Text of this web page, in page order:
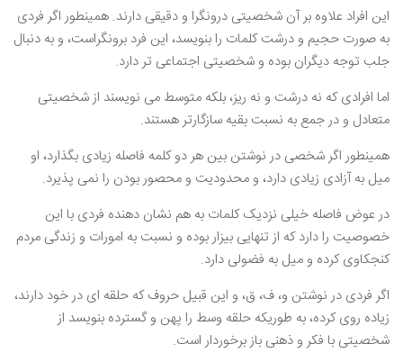
این افراد علاوه بر آن شخصیتی درونگرا و دقیقی دارند. همینطور اگر فردی
به صورت حجیم و درشت کلمات را بنویسد، این فرد برونگراست، و به دنبال
جلب توجه دیگران بوده و شخصیتی اجتماعی تر دارد.
اما افرادی که نه درشت و نه ریز، بلکه متوسط می نویسند از شخصیتی
متعادل و در جمع به نسبت بقیه سازگارتر هستند.
همینطور اگر شخصی در نوشتن بین هر دو کلمه فاصله زیادی بگذارد، او
میل به آزادی زیادی دارد، و محدودیت و محصور بودن را نمی پذیرد.
در عوض فاصله خیلی نزدیک کلمات به هم نشان دهنده فردی با این
خصوصیت را دارد که از تنهایی بیزار بوده و نسبت به امورات و زندگی مردم
کنجکاوی کرده و میل به فضولی دارد.
اگر فردی در نوشتن و، ف، ق، و این قبیل حروف که حلقه ای در خود دارند،
زیاده روی کرده، به طوریکه حلقه وسط را پهن و گسترده بنویسد از
شخصیتی با فکر و ذهنی باز برخوردار است.